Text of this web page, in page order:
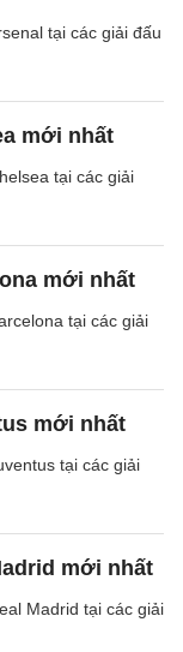
tại các giải đấu
mới nhất
tại các giải
mới nhất
tại các giải
mới nhất
tại các giải
mới nhất
Madrid tại các giải